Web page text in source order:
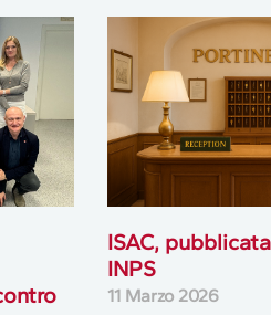
ISAC,
INPS
11 Marzo 2026